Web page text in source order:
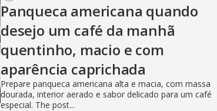
Panqueca americana quando
desejo um café da manhã
quentinho, macio e com
aparência caprichada
Prepare panqueca americana alta e macia, com massa
dourada, interior aerado e sabor delicado para um café
especial. The post...